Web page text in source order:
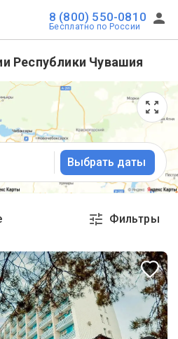
8 (800) 550-0810
Бесплатно по России
Республики Чувашия
Выбрать даты
Фильтры